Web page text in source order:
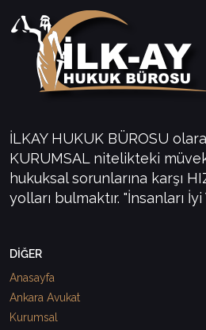
İLKAY HUKUK BÜROSU
KURUMSAL nitelikteki
hukuksal sorunlarına karşı
yolları bulmaktır. "İnsanları İyi
DİĞER
Anasayfa
Ankara Avukat
Kurumsal